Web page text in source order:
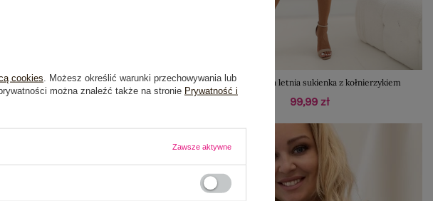
Letnia sukienka w kwiatki SUBLEVEL Jasnoniebieska letnia sukienka z kołnierzykiem
99,99 zł
cookies . Możesz określić warunki przechowywania lub
można znaleźć także na stronie Prywatność i
Zawsze aktywne